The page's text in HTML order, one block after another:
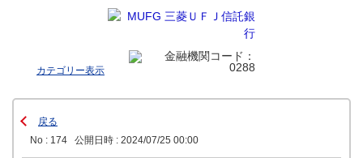
カテゴリー表示
戻る
No : 174
公開日時 : 2024/07/25 00:00